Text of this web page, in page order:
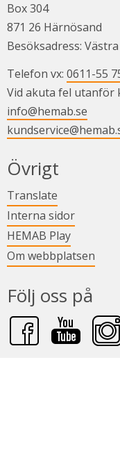
Box 304
871 26 Härnösand
Besöksadress:
Telefon vx: 0611-55
Vid akuta fel utanför
info@hemab.se
Övrigt
Translate
Interna sidorLänk till
HEMAB PlayLänk till
Om webbplatsen
Följ oss på